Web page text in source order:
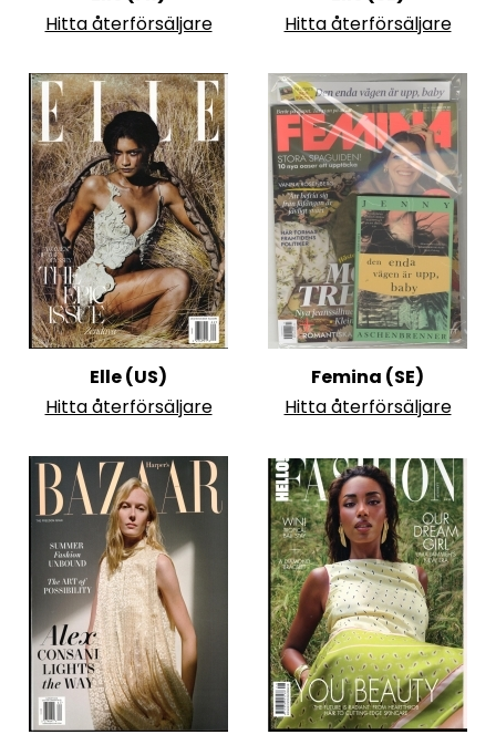
Hitta återförsäljare
Hitta återförsäljare
Elle (US)
Hitta återförsäljare
Femina (SE)
Hitta återförsäljare